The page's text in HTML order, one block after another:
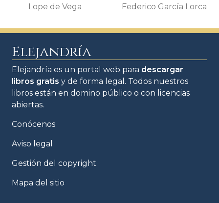
Lope de Vega
Federico García Lorca
Elejandría
Elejandría es un portal web para descargar
libros gratis y de forma legal. Todos nuestros
libros están en domino público o con licencias
abiertas.
Conócenos
Aviso legal
Gestión del copyright
Mapa del sitio